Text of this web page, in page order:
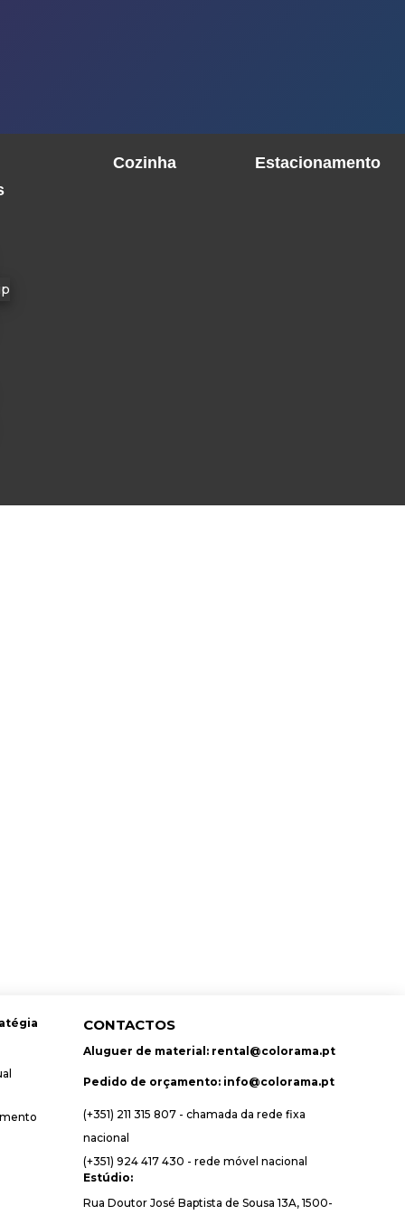
Cozinha Estacionamento
CONTACTOS
Aluguer de material: rental@colorama.pt
Pedido de orçamento: info@colorama.pt
(+351) 211 315 807 - chamada da rede fixa
nacional
(+351) 924 417 430 - rede móvel nacional
Estúdio:
Rua Doutor José Baptista de Sousa 13A, 1500-